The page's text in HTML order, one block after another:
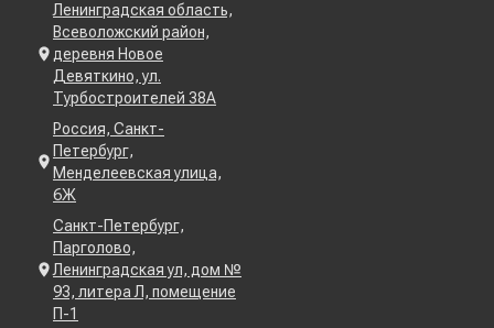
Ленинградская область,
Всеволожский район,
деревня Новое
Девяткино, ул.
Турбостроителей 38А
Россия, Санкт-
Петербург,
Менделеевская улица,
6Ж
Санкт-Петербург,
Парголово,
Ленинградская ул, дом №
93, литера Л, помещение
П-1